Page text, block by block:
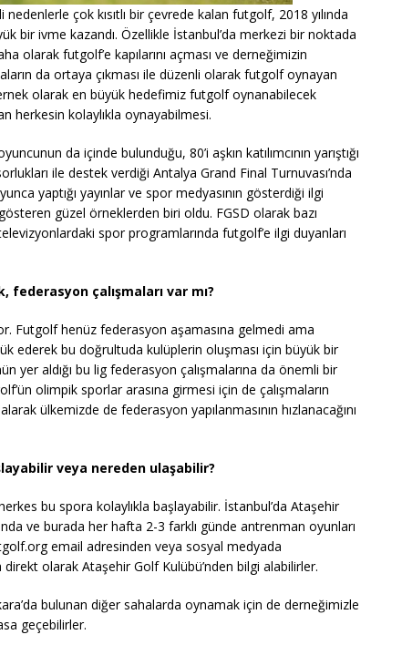
çok kısıtlı bir çevrede kalan futgolf, 2018 yılında
bir ivme kazandı. Özellikle İstanbul’da merkezi bir noktada
olarak futgolf’e kapılarını açması ve derneğimizin
da ortaya çıkması ile düzenli olarak futgolf oynayan
olarak en büyük hedefimiz futgolf oynanabilecek
herkesin kolaylıkla oynayabilmesi.
da içinde bulunduğu, 80’i aşkın katılımcının yarıştığı
ile destek verdiği Antalya Grand Final Turnuvası’nda
yaptığı yayınlar ve spor medyasının gösterdiği ilgi
güzel örneklerden biri oldu. FGSD olarak bazı
spor programlarında futgolf’e ilgi duyanları
çalışmaları var mı?
Futgolf henüz federasyon aşamasına gelmedi ama
ederek bu doğrultuda kulüplerin oluşması için büyük bir
yer aldığı bu lig federasyon çalışmalarına da önemli bir
olimpik sporlar arasına girmesi için de çalışmaların
ülkemizde de federasyon yapılanmasının hızlanacağını
veya nereden ulaşabilir?
bu spora kolaylıkla başlayabilir. İstanbul’da Ataşehir
ve burada her hafta 2-3 farklı günde antrenman oyunları
email adresinden veya sosyal medyada
olarak Ataşehir Golf Kulübü’nden bilgi alabilirler.
bulunan diğer sahalarda oynamak için de derneğimizle
geçebilirler.